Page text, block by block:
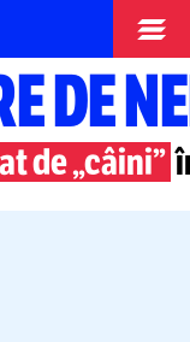
DE
de „câini”